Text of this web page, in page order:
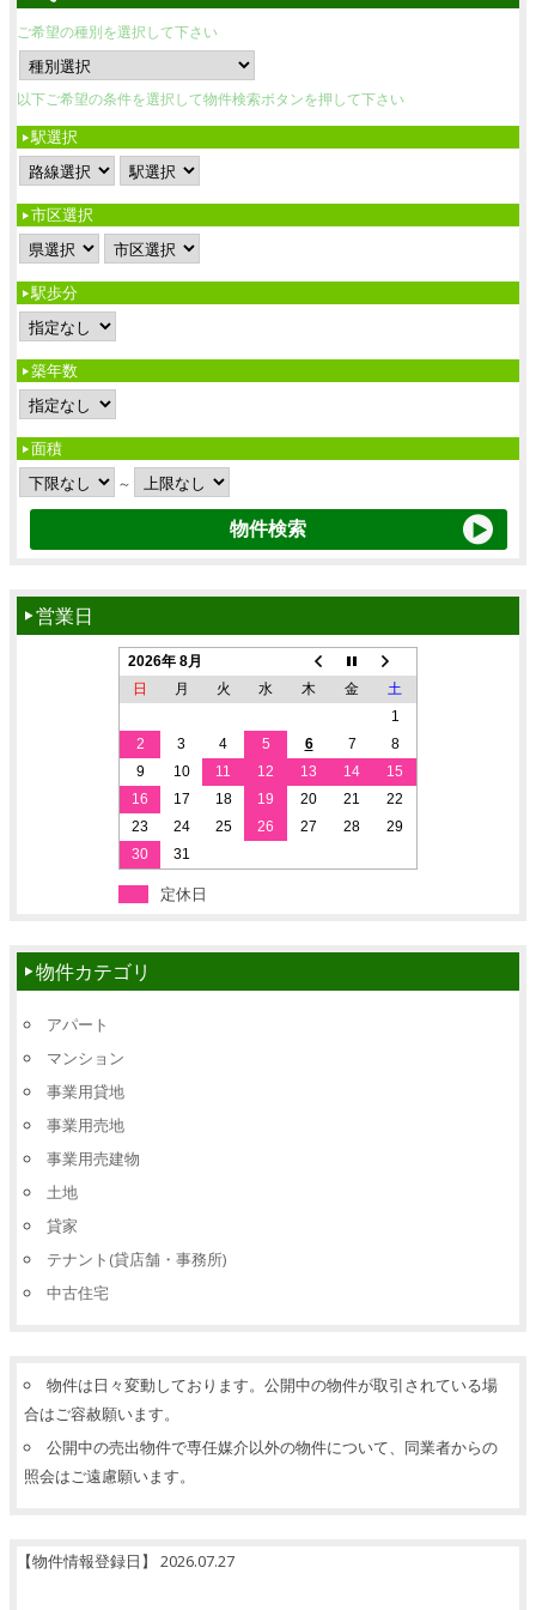
ご希望の種別を選択して下さい
以下ご希望の条件を選択して物件検索ボタンを押して下さい
駅選択
市区選択
駅歩分
築年数
面積
～
営業日
2026年 8月
日
月 火 水 木 金
土
1
2
3 4 5 6 7
8
9
10 11 12 13 14
15
16
17 18 19 20 21
22
23
24 25 26 27 28
29
30
31
定休日
物件カテゴリ
アパート
マンション
事業用貸地
事業用売地
事業用売建物
土地
貸家
テナント(貸店舗・事務所)
中古住宅
物件は日々変動しております。公開中の物件が取引されている場
合はご容赦願います。
公開中の売出物件で専任媒介以外の物件について、同業者からの
照会はご遠慮願います。
【物件情報登録日】 2026.07.27